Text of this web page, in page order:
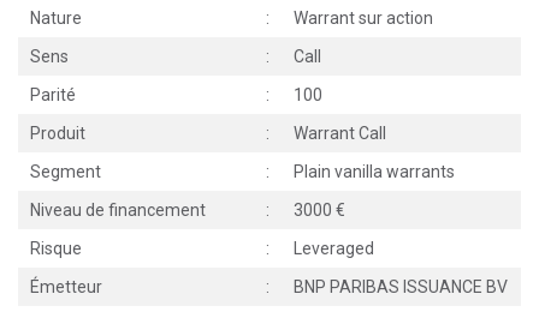
Nature
:
Warrant sur action
Sens
:
Call
Parité
:
100
Produit
:
Warrant Call
Segment
:
Plain vanilla warrants
Niveau de financement
:
3000
Risque
:
Leveraged
Émetteur
:
BNP PARIBAS ISSUANCE BV